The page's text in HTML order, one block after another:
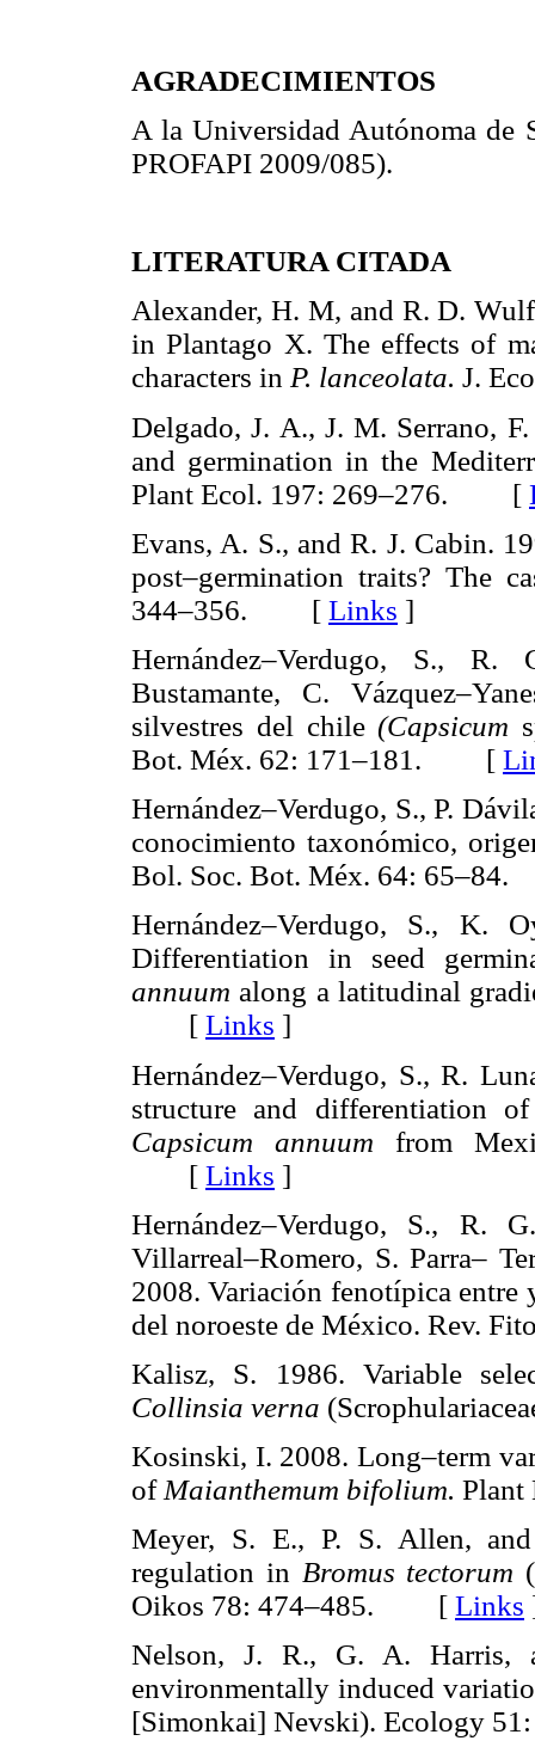
AGRADECIMIENTOS
A la Universidad Autónoma de
PROFAPI 2009/085).
LITERATURA CITADA
Alexander, H. M, and R. D.
in Plantago X. The effects of
characters in P. lanceolata. J.
Delgado, J. A., J. M. Serrano,
and germination in the
Plant Ecol. 197: 269–276. [
Evans, A. S., and R. J. Cabin.
post–germination traits? The
344–356. [ Links ]
Hernández–Verdugo, S., R.
Bustamante, C.
silvestres del chile(Capsicum
Bot. Méx. 62: 171–181. [
Hernández–Verdugo, S., P.
conocimiento taxonómico,
Bol. Soc. Bot. Méx. 64:
Hernández–Verdugo, S., K.
Differentiation in seed
annuum along a latitudinal
[ Links ]
Hernández–Verdugo, S., R.
structure and differentiation
Capsicum annuumfrom
[ Links ]
Hernández–Verdugo, S., R.
Villarreal–Romero, S. Parra–
2008. Variación fenotípica entre
del noroeste de México. Rev.
Kalisz, S. 1986. Variable
Collinsia verna
Kosinski, I. 2008. Long–term
of Maianthemum bifolium.
Meyer, S. E., P. S. Allen,
regulation in Bromus tectorum
Oikos 78: 474–485. [ Links
Nelson, J. R., G. A. Harris,
environmentally induced
[Simonkai] Nevski).